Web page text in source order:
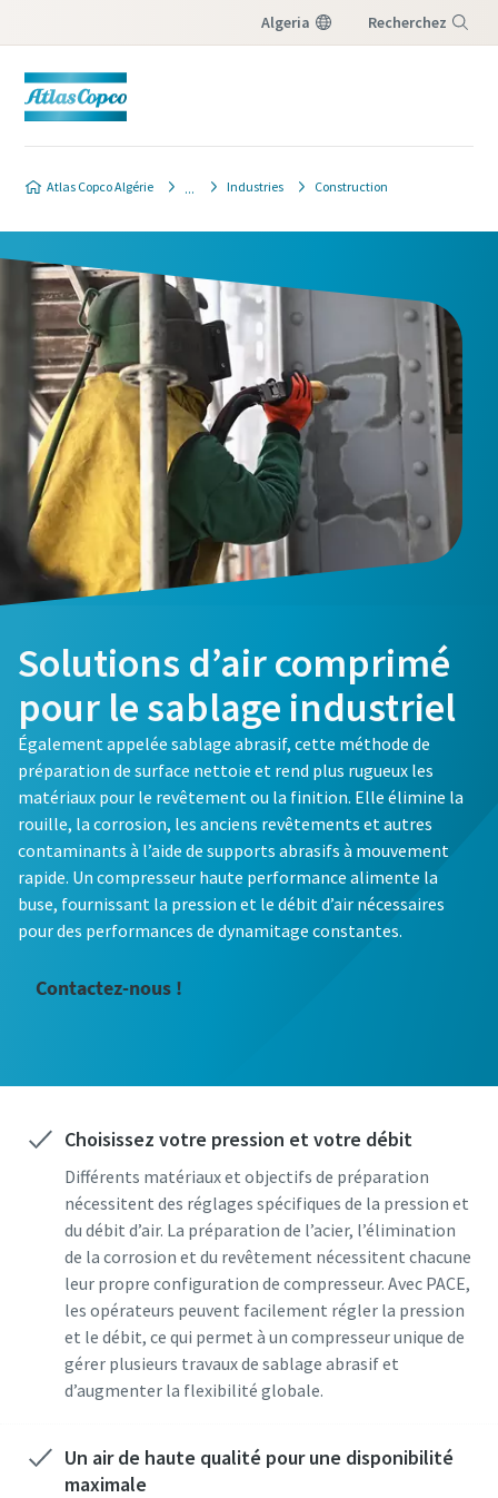
Algeria Recherchez
Atlas Copco Algérie Industries Construction
Solutions d’air comprimé
pour le sablage industriel
Également appelée sablage abrasif, cette méthode de
préparation de surface nettoie et rend plus rugueux les
matériaux pour le revêtement ou la finition. Elle élimine la
rouille, la corrosion, les anciens revêtements et autres
contaminants à l’aide de supports abrasifs à mouvement
rapide. Un compresseur haute performance alimente la
buse, fournissant la pression et le débit d’air nécessaires
pour des performances de dynamitage constantes.
Contactez-nous !
Choisissez votre pression et votre débit
Différents matériaux et objectifs de préparation
nécessitent des réglages spécifiques de la pression et
du débit d’air. La préparation de l’acier, l’élimination
de la corrosion et du revêtement nécessitent chacune
leur propre configuration de compresseur. Avec PACE,
les opérateurs peuvent facilement régler la pression
et le débit, ce qui permet à un compresseur unique de
gérer plusieurs travaux de sablage abrasif et
d’augmenter la flexibilité globale.
Un air de haute qualité pour une disponibilité
maximale